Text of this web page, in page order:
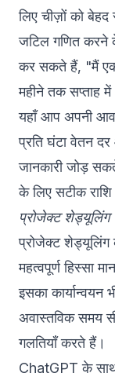
लिए चीज़ों को
जटिल गणित करने
कर सकते हैं, "मैं एक
महीने तक सप्ताह
यहाँ आप अपनी
प्रति घंटा वेतन
जानकारी जोड़
के लिए सटीक राशि
प्रोजेक्ट शेड्यूलिंग
प्रोजेक्ट शेड्यूलिंग
महत्वपूर्ण हिस्सा
इसका कार्यान्वयन
अवास्तविक समय
गलतियाँ करते हैं।
ChatGPT के